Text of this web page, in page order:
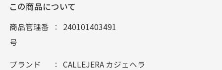
この商品について
商品管理番
号
240101403491
ブランド CALLEJERA カジェヘラ